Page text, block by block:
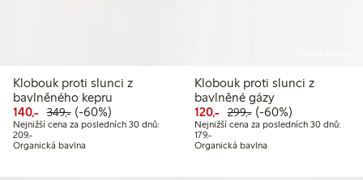
Klobouk proti slunci z
bavlněného kepru
140,- Snížená cena: 140,00 Kč
349,-Běžná cena: 349,00 Kč
60% sleva
(-60%)
Nejnižší cena za posledních 30 dnů:
209,-Nejnižší cena za posledních 30 dnů: 209,00 Kč
Organická bavlna
Klobouk proti slunci z
bavlněné gázy
120,- Snížená cena: 120,00 Kč
299,-Běžná cena: 299,00
60% sleva
(-60%)
Nejnižší cena za posledních 30 dnů:
179,-Nejnižší cena za posledních 30 dnů:
Organická bavlna